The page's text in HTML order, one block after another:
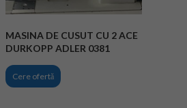
MASINA DE CUSUT CU 2 ACE
DURKOPP ADLER 0381
Cere ofertă